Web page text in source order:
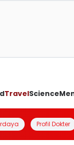
TravelScience
Profil Dokter